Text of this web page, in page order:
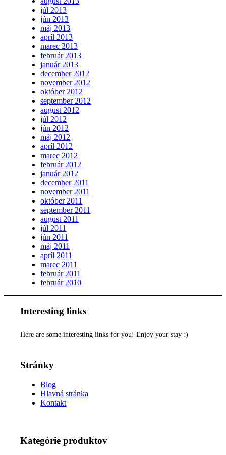
júl 2013
jún 2013
máj 2013
apríl 2013
marec 2013
február 2013
január 2013
december 2012
november 2012
október 2012
september 2012
august 2012
júl 2012
jún 2012
máj 2012
apríl 2012
marec 2012
február 2012
január 2012
december 2011
november 2011
október 2011
september 2011
august 2011
júl 2011
jún 2011
máj 2011
apríl 2011
marec 2011
február 2011
február 2010
Interesting links
Here are some interesting links for you! Enjoy your stay :)
Stránky
Blog
Hlavná stránka
Kontakt
Kategórie produktov